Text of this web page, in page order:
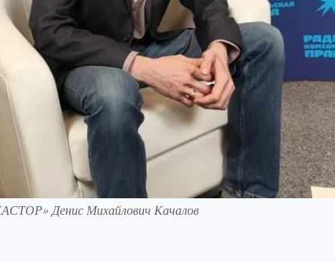
Денис Михайлович Качалов